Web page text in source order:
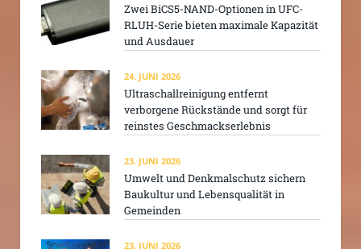
Zwei BiCS5-NAND-Optionen in UFC-
RLUH-Serie bieten maximale Kapazität
und Ausdauer
24. JUNI 2026
Ultraschallreinigung entfernt
verborgene Rückstände und sorgt für
reinstes Geschmackserlebnis
23. JUNI 2026
Umwelt und Denkmalschutz sichern
Baukultur und Lebensqualität in
Gemeinden
23. JUNI 2026